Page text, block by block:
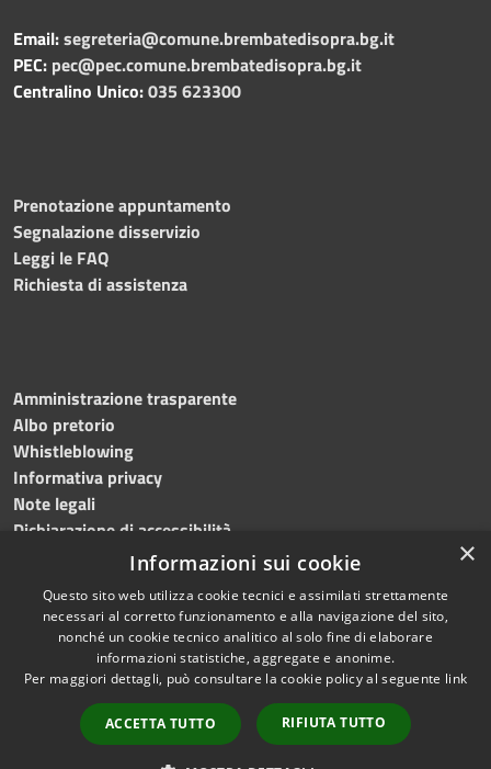
Email:segreteria@comune.brembatedisopra.bg.it
PEC: pec@pec.comune.brembatedisopra.bg.it
Centralino Unico:035 623300
Prenotazione appuntamento
Segnalazione disservizio
Leggi le FAQ
Richiesta di assistenza
Amministrazione trasparente
Albo pretorio
Whistleblowing
Informativa privacy
Note legali
Dichiarazione di accessibilità
Accessibilità
Privacy
Mappa del sito
Copyright © 2024Comune
di Brembate di Sopra
Powered by
Municipium •Accesso
redazione
×
Informazioni sui cookie
Questo sito web utilizza cookie tecnici e assimilati strettamente
necessari al corretto funzionamento e alla navigazione del sito,
nonché un cookie tecnico analitico al solo fine di elaborare
informazioni statistiche, aggregate e anonime.
Per maggiori dettagli, può consultare la cookie policy al seguente link
ACCETTA TUTTO RIFIUTA TUTTO